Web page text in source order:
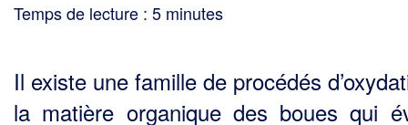
Temps de lecture : 5 minutes
Il existe une famille de procédés
la matière organique des boues qui